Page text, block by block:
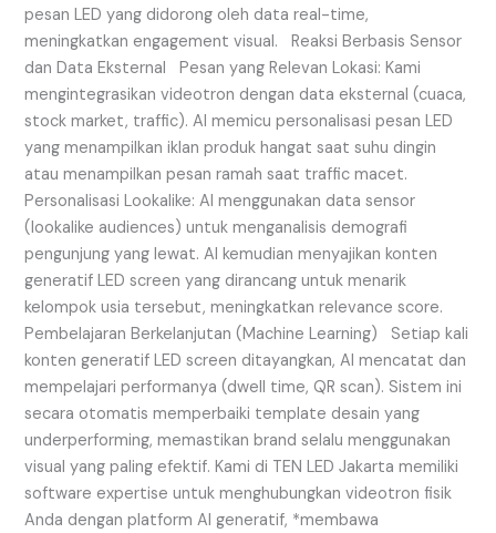
pesan LED yang didorong oleh data real-time,
meningkatkan engagement visual. Reaksi Berbasis Sensor
dan Data Eksternal Pesan yang Relevan Lokasi: Kami
mengintegrasikan videotron dengan data eksternal (cuaca,
stock market, traffic). AI memicu personalisasi pesan LED
yang menampilkan iklan produk hangat saat suhu dingin
atau menampilkan pesan ramah saat traffic macet.
Personalisasi Lookalike: AI menggunakan data sensor
(lookalike audiences) untuk menganalisis demografi
pengunjung yang lewat. AI kemudian menyajikan konten
generatif LED screen yang dirancang untuk menarik
kelompok usia tersebut, meningkatkan relevance score.
Pembelajaran Berkelanjutan (Machine Learning) Setiap kali
konten generatif LED screen ditayangkan, AI mencatat dan
mempelajari performanya (dwell time, QR scan). Sistem ini
secara otomatis memperbaiki template desain yang
underperforming, memastikan brand selalu menggunakan
visual yang paling efektif. Kami di TEN LED Jakarta memiliki
software expertise untuk menghubungkan videotron fisik
Anda dengan platform AI generatif, *membawa